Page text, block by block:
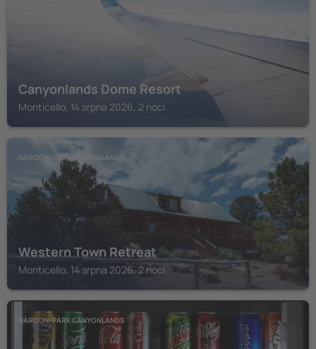
Canyonlands Dome Resort
Monticello, 14 srpna 2026, 2 noci
NÁRODNÍ PARK CANYONLANDS
Western Town Retreat
Monticello, 14 srpna 2026, 2 noci
NÁRODNÍ PARK CANYONLANDS